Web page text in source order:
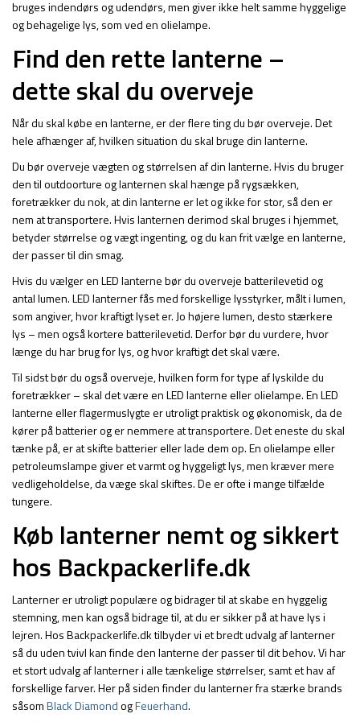
bruges indendørs og udendørs, men giver ikke helt samme hyggelige
og behagelige lys, som ved en olielampe.
Find den rette lanterne –
dette skal du overveje
Når du skal købe en lanterne, er der flere ting du bør overveje. Det
hele afhænger af, hvilken situation du skal bruge din lanterne.
Du bør overveje vægten og størrelsen af din lanterne. Hvis du bruger
den til outdoorture og lanternen skal hænge på rygsækken,
foretrækker du nok, at din lanterne er let og ikke for stor, så den er
nem at transportere. Hvis lanternen derimod skal bruges i hjemmet,
betyder størrelse og vægt ingenting, og du kan frit vælge en lanterne,
der passer til din smag.
Hvis du vælger en LED lanterne bør du overveje batterilevetid og
antal lumen. LED lanterner fås med forskellige lysstyrker, målt i lumen,
som angiver, hvor kraftigt lyset er. Jo højere lumen, desto stærkere
lys – men også kortere batterilevetid. Derfor bør du vurdere, hvor
længe du har brug for lys, og hvor kraftigt det skal være.
Til sidst bør du også overveje, hvilken form for type af lyskilde du
foretrækker – skal det være en LED lanterne eller olielampe. En LED
lanterne eller flagermuslygte er utroligt praktisk og økonomisk, da de
kører på batterier og er nemmere at transportere. Det eneste du skal
tænke på, er at skifte batterier eller lade dem op. En olielampe eller
petroleumslampe giver et varmt og hyggeligt lys, men kræver mere
vedligeholdelse, da væge skal skiftes. De er ofte i mange tilfælde
tungere.
Køb lanterner nemt og sikkert
hos Backpackerlife.dk
Lanterner er utroligt populære og bidrager til at skabe en hyggelig
stemning, men kan også bidrage til, at du er sikker på at have lys i
lejren. Hos Backpackerlife.dk tilbyder vi et bredt udvalg af lanterner
så du uden tvivl kan finde den lanterne der passer til dit behov. Vi har
et stort udvalg af lanterner i alle tænkelige størrelser, samt et hav af
forskellige farver. Her på siden finder du lanterner fra stærke brands
såsomBlack DiamondogFeuerhand.